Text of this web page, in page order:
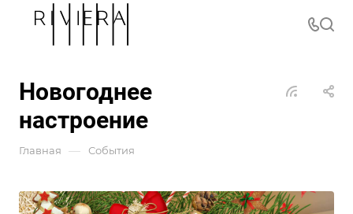
Новогоднее
настроение
Главная — События